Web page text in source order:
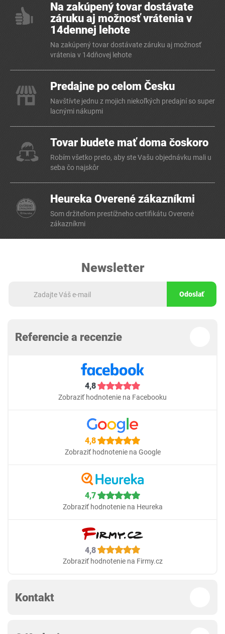
Na zakúpený tovar dostávate
záruku aj možnosť vrátenia v
14dennej lehote
Na zakúpený tovar dostávate záruku aj možnosť
vrátenia v 14dňovej lehote
Predajne po celom Česku
Navštívte jednu z mojich niekoľkých predajní so super
lacnými nákupmi
Tovar budete mať doma čoskoro
Robím všetko preto, aby ste Vašu objednávku mali u
seba čo najskôr
Heureka Overené zákazníkmi
Som držiteľom prestížneho certifikátu Overené
zákazníkmi
Newsletter
Odoslať
Referencie a recenzie
4,8
Zobraziť hodnotenie na Facebooku
4,8
Zobraziť hodnotenie na Google
4,7
Zobraziť hodnotenie na Heureka
4,8
Zobraziť hodnotenie na Firmy.cz
Kontakt